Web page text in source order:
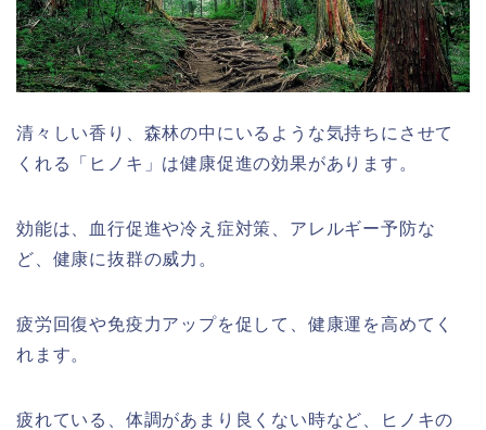
清々しい香り、森林の中にいるような気持ちにさせて
くれる「ヒノキ」は健康促進の効果があります。
効能は、血行促進や冷え症対策、アレルギー予防な
ど、健康に抜群の威力。
疲労回復や免疫力アップを促して、健康運を高めてく
れます。
疲れている、体調があまり良くない時など、ヒノキの